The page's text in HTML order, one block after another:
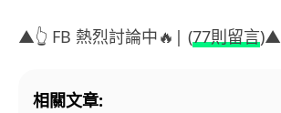
▲👆 FB 熱烈討論中🔥| (77則留言)▲
相關文章: